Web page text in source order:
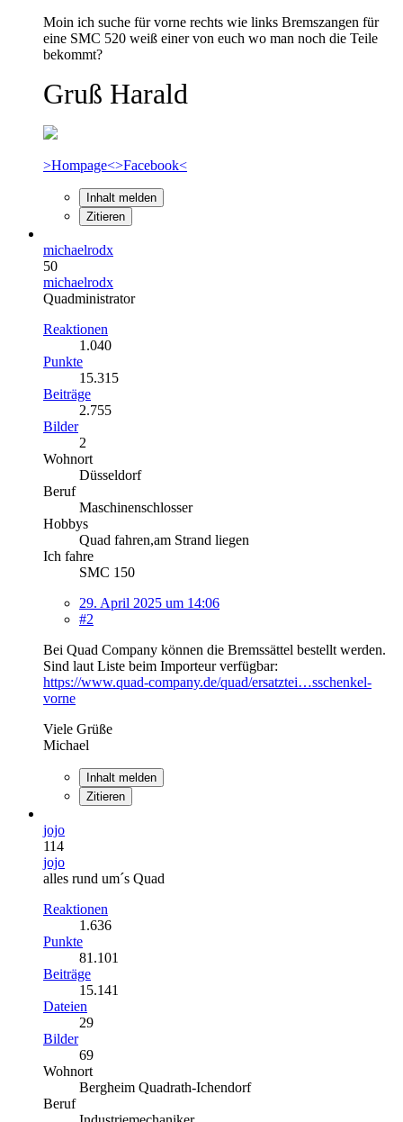
Moin ich suche für vorne rechts wie links Bremszangen für
eine SMC 520 weiß einer von euch wo man noch die Teile
bekommt?
Gruß Harald
>Hompage<>Facebook<
Inhalt melden
Zitieren
michaelrodx
50
michaelrodx
Quadministrator
Reaktionen
1.040
Punkte
15.315
Beiträge
2.755
Bilder
2
Wohnort
Düsseldorf
Beruf
Maschinenschlosser
Hobbys
Quad fahren,am Strand liegen
Ich fahre
SMC 150
29. April 2025 um 14:06
#2
Bei Quad Company können die Bremssättel bestellt werden.
Sind laut Liste beim Importeur verfügbar:
https://www.quad-company.de/quad/ersatztei…sschenkel-
vorne
Viele Grüße
Michael
Inhalt melden
Zitieren
jojo
114
jojo
alles rund um´s Quad
Reaktionen
1.636
Punkte
81.101
Beiträge
15.141
Dateien
29
Bilder
69
Wohnort
Bergheim Quadrath-Ichendorf
Beruf